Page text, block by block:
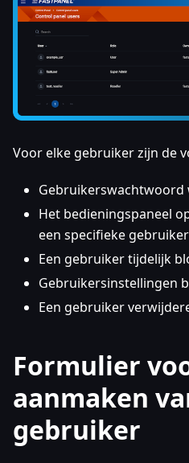
Voor elke gebruiker zijn de
Gebruikerswachtwoord
Het bedieningspaneel
een specifieke gebruiker
Een gebruiker tijdelijk
Gebruikersinstellingen
Een gebruiker
Formulier
aanmaken
gebruiker